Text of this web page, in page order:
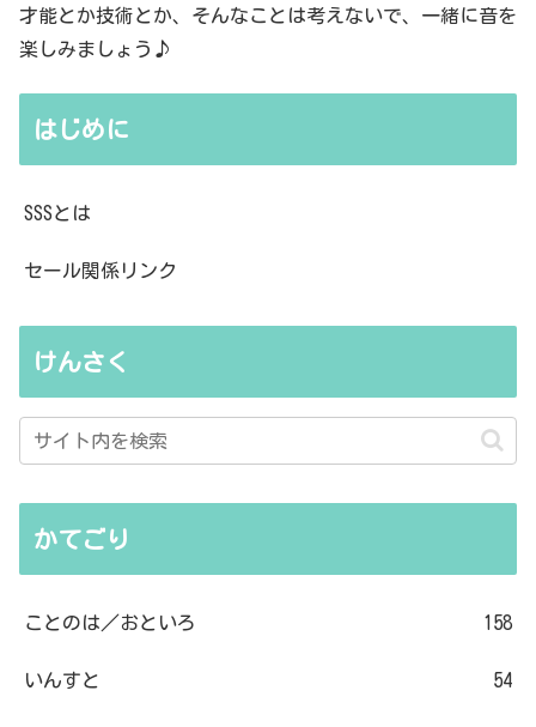
才能とか技術とか、そんなことは考えないで、一緒に音を
楽しみましょう♪
はじめに
SSSとは
セール関係リンク
けんさく
かてごり
ことのは／おといろ 158
いんすと 54